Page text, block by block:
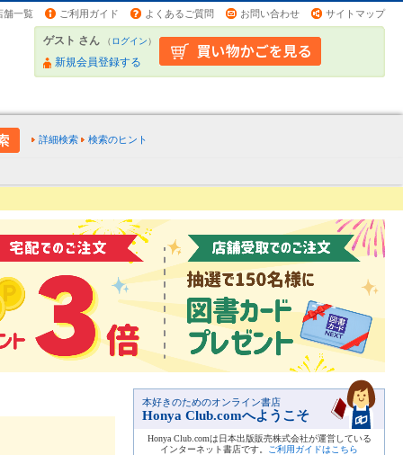
舗一覧 ご利用ガイド よくあるご質問 お問い合わせ サイトマップ
ゲスト さん （ログイン）
新規会員登録する
詳細検索 検索のヒント
本好きのためのオンライン書店
Honya Club.comへようこそ
Honya Club.comは日本出版販売株式会社が運営している
インターネット書店です。
ご利用ガイドはこちら